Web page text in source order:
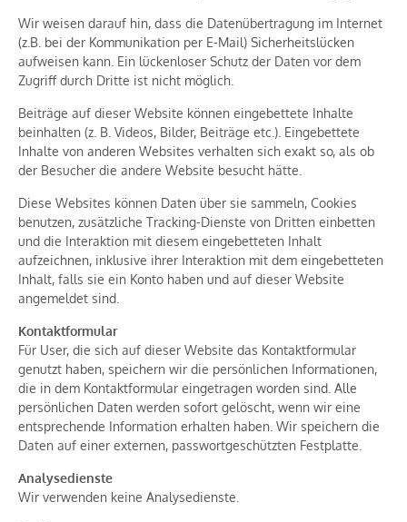
Wir weisen darauf hin, dass die Datenübertragung im Internet
(z.B. bei der Kommunikation per E-Mail) Sicherheitslücken
aufweisen kann. Ein lückenloser Schutz der Daten vor dem
Zugriff durch Dritte ist nicht möglich.
Beiträge auf dieser Website können eingebettete Inhalte
beinhalten (z. B. Videos, Bilder, Beiträge etc.). Eingebettete
Inhalte von anderen Websites verhalten sich exakt so, als ob
der Besucher die andere Website besucht hätte.
Diese Websites können Daten über sie sammeln, Cookies
benutzen, zusätzliche Tracking-Dienste von Dritten einbetten
und die Interaktion mit diesem eingebetteten Inhalt
aufzeichnen, inklusive ihrer Interaktion mit dem eingebetteten
Inhalt, falls sie ein Konto haben und auf dieser Website
angemeldet sind.
Kontaktformular
Für User, die sich auf dieser Website das Kontaktformular
genutzt haben, speichern wir die persönlichen Informationen,
die in dem Kontaktformular eingetragen worden sind. Alle
persönlichen Daten werden sofort gelöscht, wenn wir eine
entsprechende Information erhalten haben. Wir speichern die
Daten auf einer externen, passwortgeschützten Festplatte.
Analysedienste
Wir verwenden keine Analysedienste.